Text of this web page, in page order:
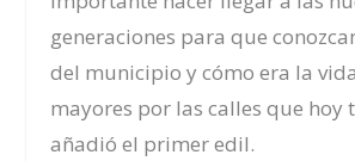
generaciones para que
del municipio y cómo era la
mayores por las calles que hoy
añadió el primer edil.